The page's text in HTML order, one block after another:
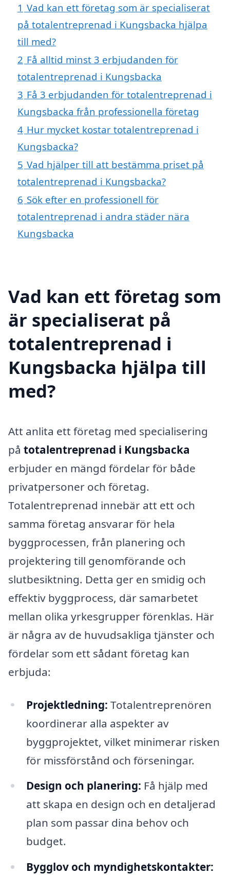
1 Vad kan ett företag som är specialiserat
på totalentreprenad i Kungsbacka hjälpa
till med?
2 Få alltid minst 3 erbjudanden för
totalentreprenad i Kungsbacka
3 Få 3 erbjudanden för totalentreprenad i
Kungsbacka från professionella företag
4 Hur mycket kostar totalentreprenad i
Kungsbacka?
5 Vad hjälper till att bestämma priset på
totalentreprenad i Kungsbacka?
6 Sök efter en professionell för
totalentreprenad i andra städer nära
Kungsbacka
Vad kan ett företag som
är specialiserat på
totalentreprenad i
Kungsbacka hjälpa till
med?
Att anlita ett företag med specialisering
på totalentreprenad i Kungsbacka
erbjuder en mängd fördelar för både
privatpersoner och företag.
Totalentreprenad innebär att ett och
samma företag ansvarar för hela
byggprocessen, från planering och
projektering till genomförande och
slutbesiktning. Detta ger en smidig och
effektiv byggprocess, där samarbetet
mellan olika yrkesgrupper förenklas. Här
är några av de huvudsakliga tjänster och
fördelar som ett sådant företag kan
erbjuda:
Projektledning: Totalentreprenören
koordinerar alla aspekter av
byggprojektet, vilket minimerar risken
för missförstånd och förseningar.
Design och planering: Få hjälp med
att skapa en design och en detaljerad
plan som passar dina behov och
budget.
Bygglov och myndighetskontakter: